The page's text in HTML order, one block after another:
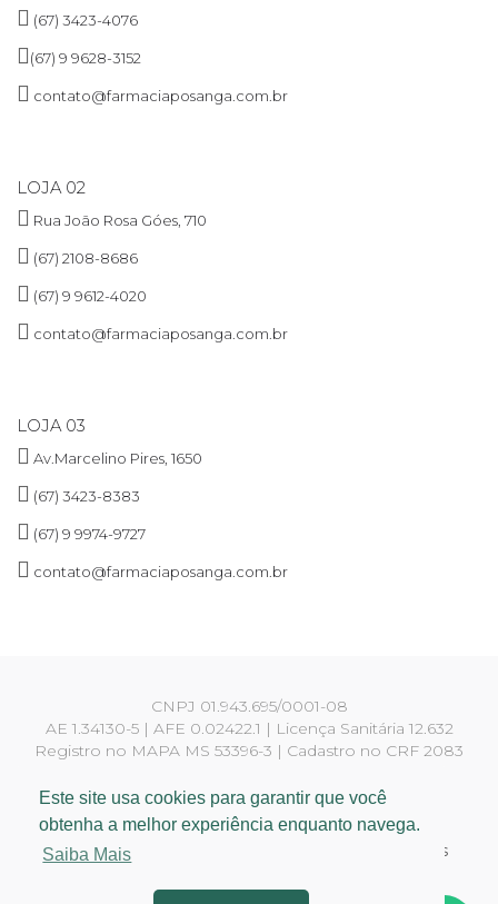
Este site usa cookies para garantir que você
obtenha a melhor experiência enquanto navega.
Saiba Mais
(67) 3423-4076
(67) 9 9628-3152
contato@farmaciaposanga.com.br
LOJA 02
Rua João Rosa Góes, 710
(67) 2108-8686
(67) 9 9612-4020
contato@farmaciaposanga.com.br
LOJA 03
Av.Marcelino Pires, 1650
(67) 3423-8383
(67) 9 9974-9727
contato@farmaciaposanga.com.br
CNPJ 01.943.695/0001-08
AE 1.34130-5 | AFE 0.02422.1 | Licença Sanitária 12.632
Registro no MAPA MS 53396-3 | Cadastro no CRF 2083
Yara Martins Rigotti CRF 810
Francielly Ferraz Viana CRF 3634
© 2018 - 2026 Farmácia Posanga. Todos os Direitos